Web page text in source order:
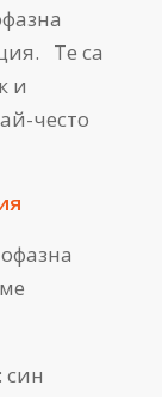
Те са
и
често
син